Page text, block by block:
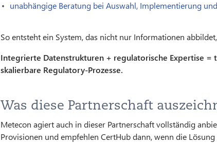
unabhängige Beratung bei Auswahl, Implementierung
So entsteht ein System, das nicht nur Informationen
Integrierte Datenstrukturen + regulatorische Expertise =
skalierbare Regulatory-Prozesse.
Was diese Partnerschaft
Metecon agiert auch in dieser Partnerschaft vollständig
Provisionen und empfehlen CertHub dann, wenn die